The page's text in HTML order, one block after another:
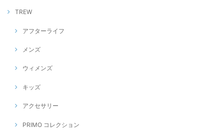
TREW
アフターライフ
メンズ
ウィメンズ
キッズ
アクセサリー
PRIMO コレクション